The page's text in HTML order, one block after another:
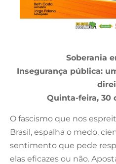
Soberania
Insegurança pública:
Quinta-feira, 30
O fascismo que nos
Brasil, espalha o medo,
sentimento que pede
elas eficazes ou não.